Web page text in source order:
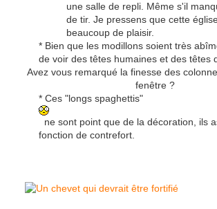
une salle de repli. Même s'il
de tir. Je pressens que cette
beaucoup de plaisir.
* Bien que les modillons soient très
de voir des têtes humaines et des têtes
Avez vous remarqué la finesse des
fenêtre ?
* Ces "longs spaghettis"
ne sont point que de la décoration, ils
fonction de contrefort.